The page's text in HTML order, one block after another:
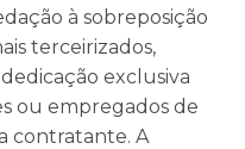
à sobreposição
terceirizados,
exclusiva
ou empregados de
contratante. A